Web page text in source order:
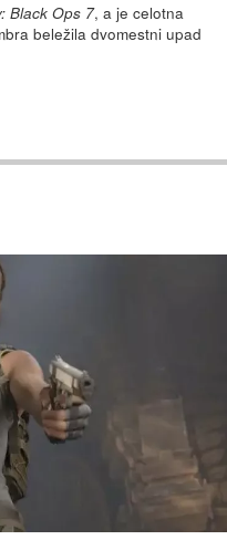
Black Ops 7, a je celotna
beležila dvomestni upad